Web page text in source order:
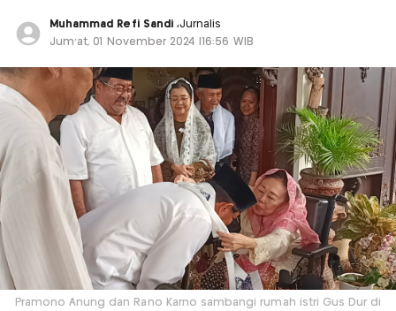
Muhammad Refi Sandi ,Jurnalis
Jum'at, 01 November 2024 |16:56 WIB
Pramono Anung dan Rano Karno sambangi rumah istri Gus Dur di